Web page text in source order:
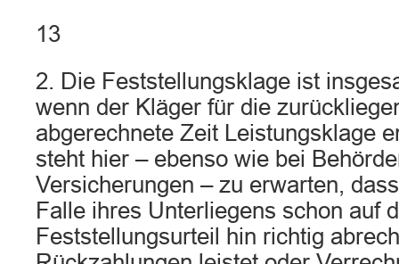
13
2. Die Feststellungsklage ist
wenn der Kläger für die
abgerechnete Zeit Leistungsklage
steht hier – ebenso wie bei
Versicherungen – zu erwarten,
Falle ihres Unterliegens schon auf
Feststellungsurteil hin richtig